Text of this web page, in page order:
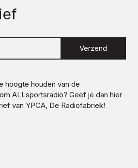
Verzend
hoogte houden van de
ALLsportsradio? Geef je dan hier
van YPCA, De Radiofabriek!